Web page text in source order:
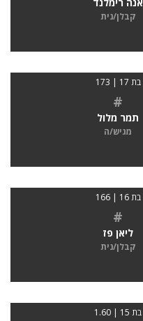
קבלן/נית
בת 17 | 173
#
תמר מלול
מגיש/ה
בת 16 | 166
#
ליאן פז
קבלן/נית
בת 15 | 1.60